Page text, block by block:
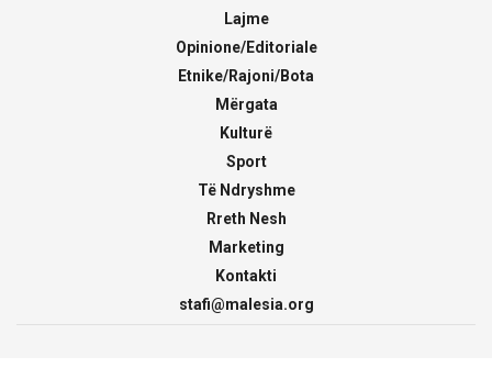
Lajme
Opinione/Editoriale
Etnike/Rajoni/Bota
Mërgata
Kulturë
Sport
Të Ndryshme
Rreth Nesh
Marketing
Kontakti
stafi@malesia.org